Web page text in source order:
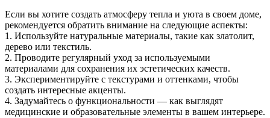
Если вы хотите создать атмосферу тепла и уюта в своем доме,
рекомендуется обратить внимание на следующие аспекты:
1. Используйте натуральные материалы, такие как златолит,
дерево или текстиль.
2. Проводите регулярный уход за используемыми
материалами для сохранения их эстетических качеств.
3. Экспериментируйте с текстурами и оттенками, чтобы
создать интересные акценты.
4. Задумайтесь о функциональности — как выглядят
медицинские и образовательные элементы в вашем интерьере.